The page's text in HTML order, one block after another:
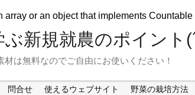
array or an object that implements Countable
ぶ新規就農のポイント
材は無料なのでご自由にお使いください！
問合せ 使えるウェブサイト 野菜の栽培方法